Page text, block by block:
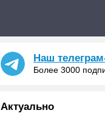
Наш
Более 3000
Актуально